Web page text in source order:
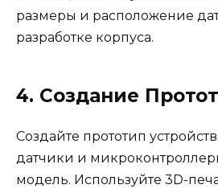
размеры и расположение
разработке корпуса.
4. Создание
Создайте прототип
датчики и
модель. Используйте 3D-